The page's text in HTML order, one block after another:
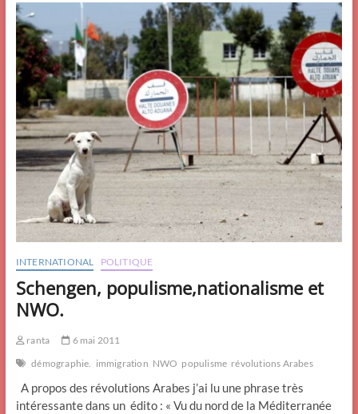
« Grand
Hyver »
INTERNATIONAL POLITIQUE
Schengen, populisme,nationalisme et
NWO.
ranta
6 mai 2011
démographie.
immigration NWO populisme révolutions Arabes
A propos des révolutions Arabes j’ai lu une phrase très
intéressante dans un édito : « Vu du nord de la Méditerranée